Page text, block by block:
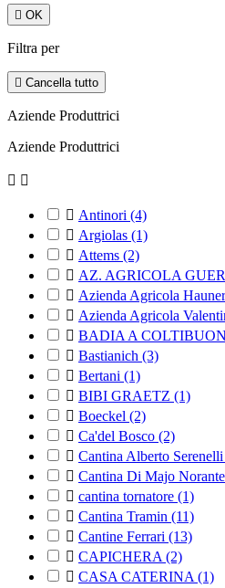
 OK
Filtra per
 Cancella tutto
Aziende Produttrici
Aziende Produttrici
 
 Antinori (4)
 Argiolas (1)
 Attems (2)
 AZ. AGRICOLA
 Azienda Agricola
 Azienda Agricola
 BADIA A
 Bastianich (3)
 Bertani (1)
 BIBI GRAETZ (1)
 Boeckel (2)
 Ca'del Bosco (2)
 Cantina Alberto Serenelli
 Cantina Di Majo Norante
 cantina tornatore (1)
 Cantina Tramin (11)
 Cantine Ferrari (13)
 CAPICHERA (2)
 CASA CATERINA (1)